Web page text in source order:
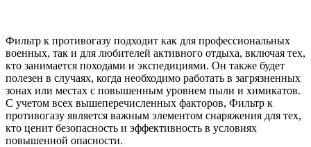
Фильтр к противогазу подходит как для профессиональных
военных, так и для любителей активного отдыха, включая тех,
кто занимается походами и экспедициями. Он также будет
полезен в случаях, когда необходимо работать в загрязненных
зонах или местах с повышенным уровнем пыли и химикатов.
С учетом всех вышеперечисленных факторов, Фильтр к
противогазу является важным элементом снаряжения для тех,
кто ценит безопасность и эффективность в условиях
повышенной опасности.